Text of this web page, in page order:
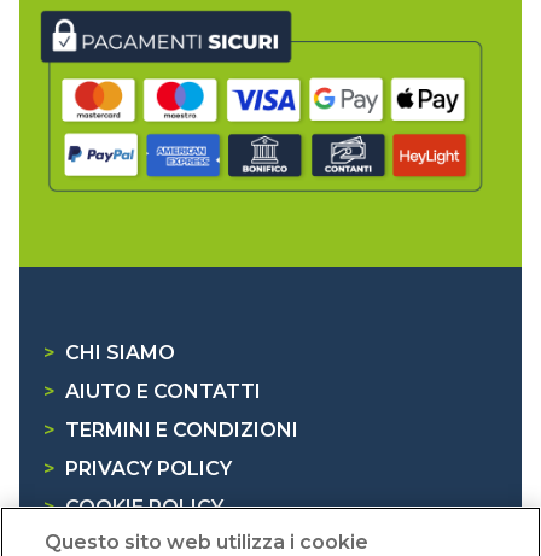
> CHI SIAMO
> AIUTO E CONTATTI
> TERMINI E CONDIZIONI
>
PRIVACY POLICY
> COOKIE POLICY
> INFORMATIVA RAEE
Questo sito web utilizza i cookie